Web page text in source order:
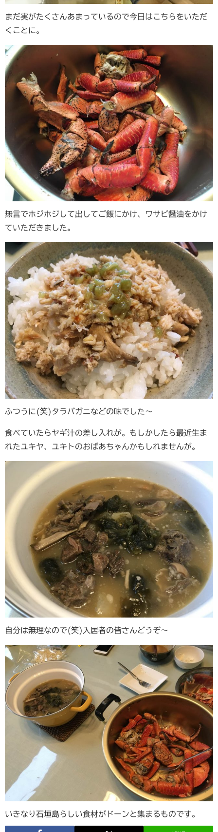
まだ実がたくさんあまっているので今日はこちらをいただ
くことに。
無言でホジホジして出してご飯にかけ、ワサビ醤油をかけ
ていただきました。
ふつうに(笑)タラバガニなどの味でした〜
食べていたらヤギ汁の差し入れが。もしかしたら最近生ま
れたユキヤ、ユキトのおばあちゃんかもしれませんが。
自分は無理なので(笑)入居者の皆さんどうぞ〜
いきなり石垣島らしい食材がドーンと集まるものです。